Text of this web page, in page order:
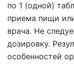
по 1 (одной)
приема пищи
врача. Не
дозировку.
особенностей